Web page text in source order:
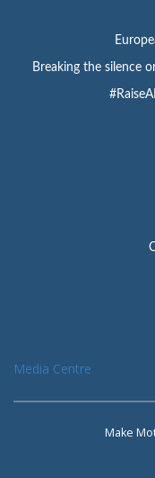
Breaking the silence
Media Centre
Make